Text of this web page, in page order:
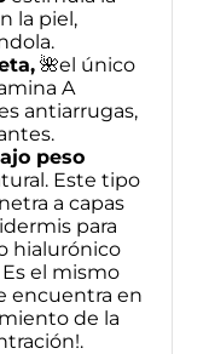
la piel,
🌺el único
A
antiarrugas,
peso
Este tipo
a capas
para
hialurónico
el mismo
encuentra en
de la